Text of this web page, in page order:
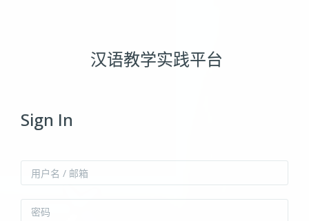
汉语教学实践平台
Sign In
用户名 / 邮箱
密码